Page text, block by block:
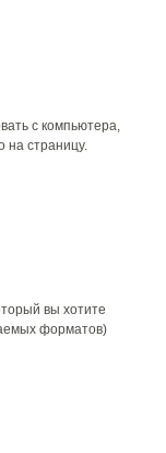
с компьютера,
на страницу.
вы хотите
форматов)